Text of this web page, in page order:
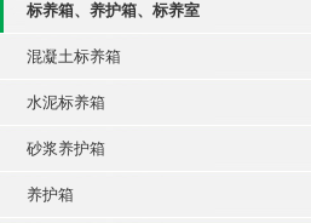
标养箱、养护箱、标养室
混凝土标养箱
水泥标养箱
砂浆养护箱
养护箱